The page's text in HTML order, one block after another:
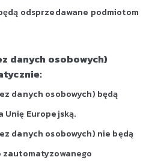
odsprzedawane podmiotom
danych osobowych)
danych osobowych) będą
Unię Europejską.
danych osobowych) nie będą